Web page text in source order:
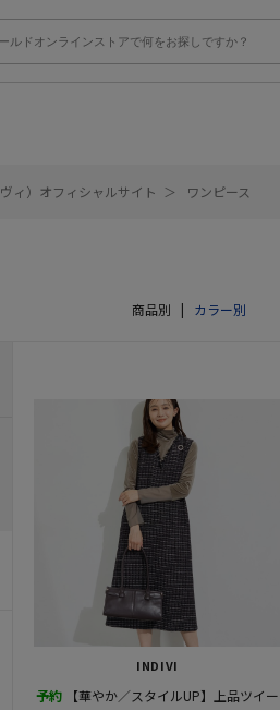
ィ）オフィシャルサイト ワンピース
商品別 | カラー別
INDIVI
予約
【華やか／スタイルUP】上品ツイー